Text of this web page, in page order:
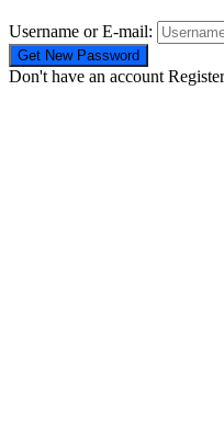
Username or E-mail:
Don't have an account Register